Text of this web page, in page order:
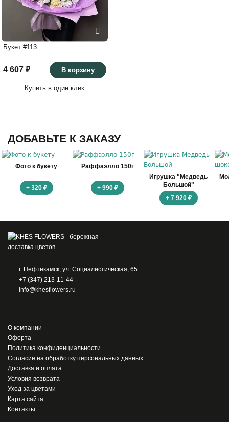
Букет #113
4 607 ₽ В корзину
Купить в один клик
ДОБАВЬТЕ К ЗАКАЗУ
Фото к букету
+ 320 ₽
Раффаэлло 150г
+ 990 ₽
Игрушка "Медведь
Большой"
+ 7 920 ₽
г. Нефтекамск, ул. Социалистическая, 65
+7 (347) 213-11-44
info@khesflowers.ru
О компании
Оферта
Политика конфиденциальности
Согласие на обработку персональных данных
Доставка и оплата
Условия возврата
Уход за цветами
Карта сайта
Контакты